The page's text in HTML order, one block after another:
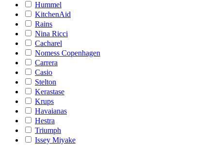
Hummel
KitchenAid
Rains
Nina Ricci
Cacharel
Nomess Copenhagen
Carrera
Casio
Stelton
Kerastase
Krups
Havaianas
Hestra
Triumph
Issey Miyake